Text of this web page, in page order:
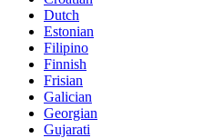
Dutch
Estonian
Filipino
Finnish
Frisian
Galician
Georgian
Gujarati